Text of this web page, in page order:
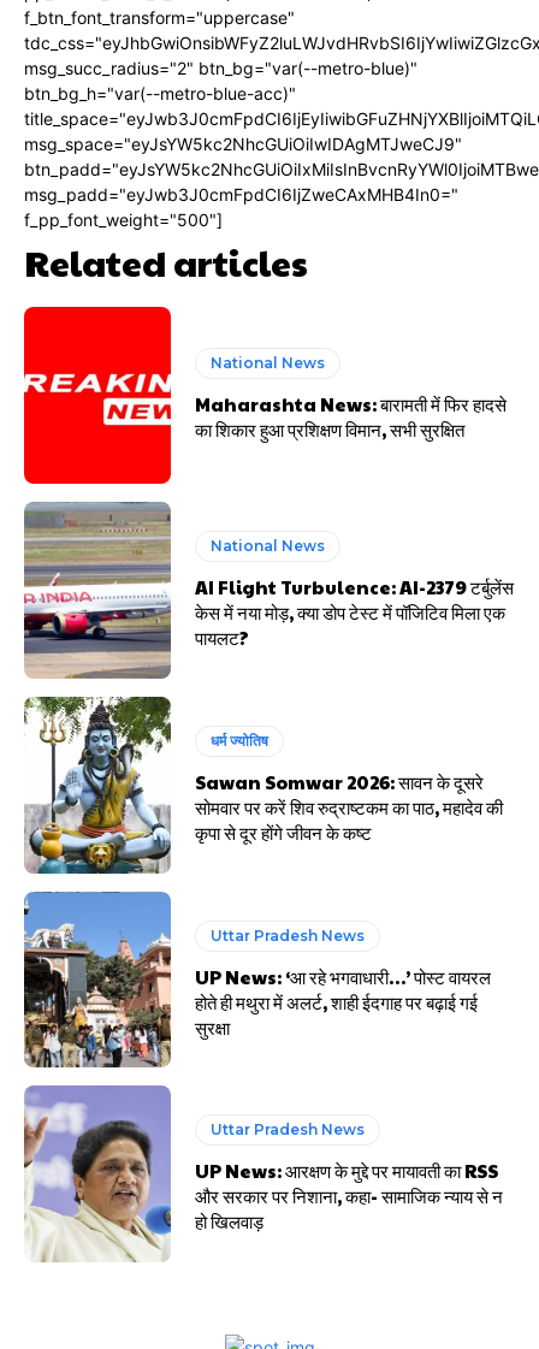
f_btn_font_transform="uppercase"
msg_succ_radius="2" btn_bg="var(--metro-blue)"
btn_bg_h="var(--metro-blue-acc)"
msg_space="eyJsYW5kc2NhcGUiOiIwIDAgMTJweCJ9"
msg_padd="eyJwb3J0cmFpdCI6IjZweCAxMHB4In0="
f_pp_font_weight="500"]
Related articles
National News
Maharashta News: बारामती में फिर हादसे
का शिकार हुआ प्रशिक्षण विमान, सभी सुरक्षित
National News
AI Flight Turbulence: AI-2379 टर्बुलेंस
केस में नया मोड़, क्या डोप टेस्ट में पॉजिटिव मिला एक
पायलट?
धर्म ज्योतिष
Sawan Somwar 2026: सावन के दूसरे
सोमवार पर करें शिव रुद्राष्टकम का पाठ, महादेव की
कृपा से दूर होंगे जीवन के कष्ट
Uttar Pradesh News
UP News: ‘आ रहे भगवाधारी…’ पोस्ट वायरल
होते ही मथुरा में अलर्ट, शाही ईदगाह पर बढ़ाई गई
सुरक्षा
Uttar Pradesh News
UP News: आरक्षण के मुद्दे पर मायावती का RSS
और सरकार पर निशाना, कहा- सामाजिक न्याय से न
हो खिलवाड़